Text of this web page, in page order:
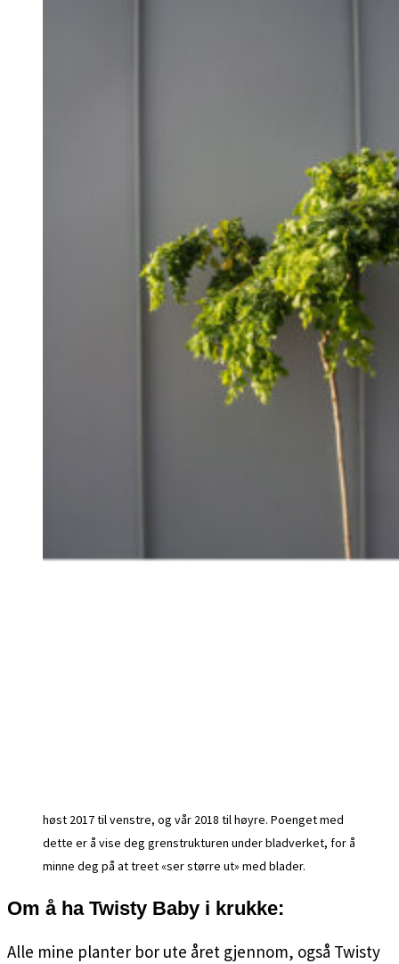
høst 2017 til venstre, og vår 2018 til høyre. Poenget med
dette er å vise deg grenstrukturen under bladverket, for å
minne deg på at treet «ser større ut» med blader.
Om å ha Twisty Baby i krukke:
Alle mine planter bor ute året gjennom, også Twisty